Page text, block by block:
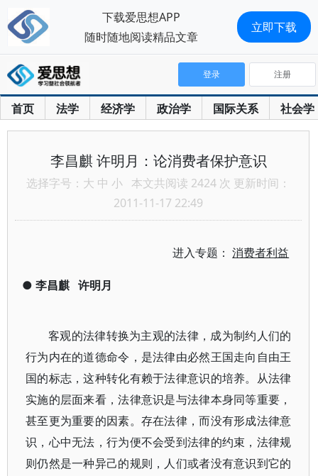
首页 法学 经济学 政治学 国际关系 社会学
登录 注册
李昌麒 许明月：论消费者保护意识
选择字号： 大 中 小 本文共阅读 2424 次 更新时间：
2011-11-17 22:49
进入专题：消费者利益
● 李昌麒 许明月
客观的法律转换为主观的法律，成为制约人们的
行为内在的道德命令，是法律由必然王国走向自由王
国的标志，这种转化有赖于法律意识的培养。从法律
实施的层面来看，法律意识是与法律本身同等重要，
甚至更为重要的因素。存在法律，而没有形成法律意
识，心中无法，行为便不会受到法律的约束，法律规
则仍然是一种异己的规则，人们或者没有意识到它的
下载爱思想APP
随时随地阅读精品文章
立即下载